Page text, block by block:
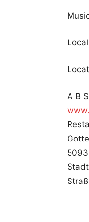
A B S